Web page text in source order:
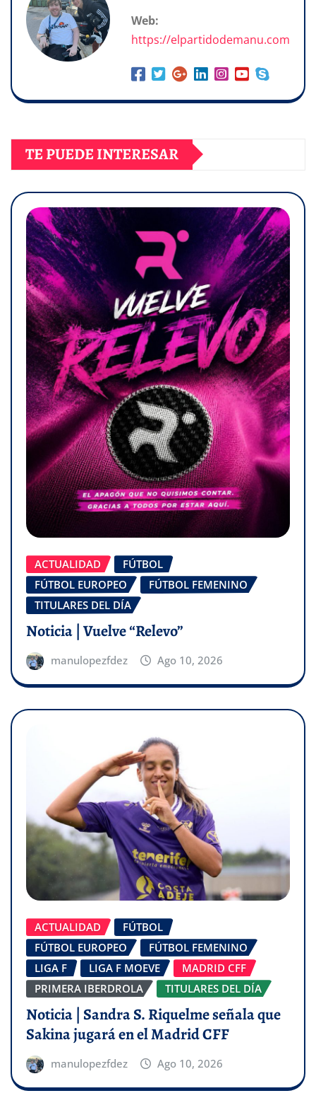
Web:
https://elpartidodemanu.com
TE PUEDE INTERESAR
ACTUALIDAD
FÚTBOL
FÚTBOL EUROPEO
FÚTBOL FEMENINO
TITULARES DEL DÍA
Noticia | Vuelve “Relevo”
manulopezfdez Ago 10, 2026
ACTUALIDAD
FÚTBOL
FÚTBOL EUROPEO
FÚTBOL FEMENINO
LIGA F
LIGA F MOEVE
MADRID CFF
PRIMERA IBERDROLA
TITULARES DEL DÍA
Noticia | Sandra S. Riquelme señala que
Sakina jugará en el Madrid CFF
manulopezfdez Ago 10, 2026